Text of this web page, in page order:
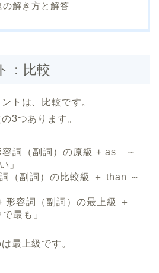
の解き方と解答
：比較
トは、比較です。
3つあります。
詞（副詞）の原級 + as ～
」
（副詞）の比較級 ＋ than ～
容詞（副詞）の最上級 ＋
最も」
最上級です。